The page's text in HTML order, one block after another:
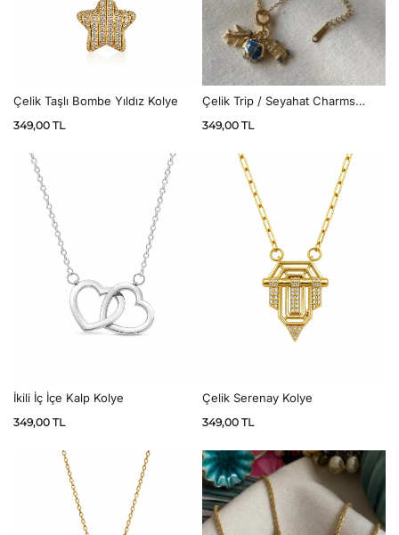
Çelik Taşlı Bombe Yıldız Kolye
349,00 TL
Çelik Trip / Seyahat Charms
349,00 TL
İkili İç İçe Kalp Kolye
349,00 TL
Çelik Serenay Kolye
349,00 TL